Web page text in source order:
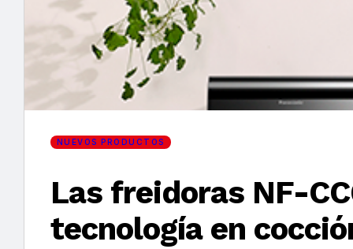
HEMEROTECA
Encuentra tu noticia
×
NUEVOS PRODUCTOS
Las freidoras NF-
tecnología en